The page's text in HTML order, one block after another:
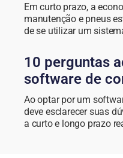
Em curto prazo, a
manutenção e pneus
de se utilizar um
10 perguntas
software de
Ao optar por um
deve esclarecer suas
a curto e longo prazo